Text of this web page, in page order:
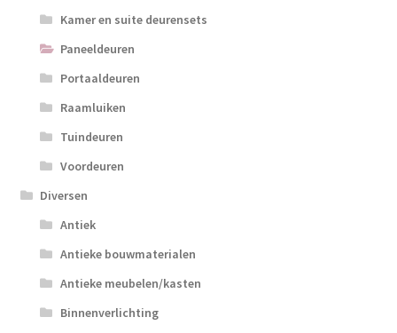
Kamer en suite deurensets
Paneeldeuren
Portaaldeuren
Raamluiken
Tuindeuren
Voordeuren
Diversen
Antiek
Antieke bouwmaterialen
Antieke meubelen/kasten
Binnenverlichting